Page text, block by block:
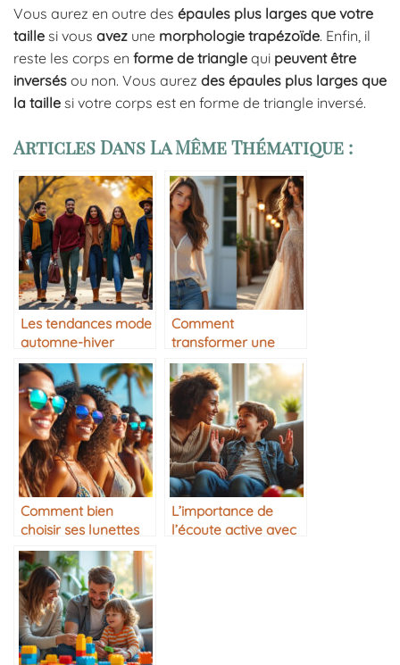
Vous aurez en outre des épaules plus larges que votre
taille si vous avez une morphologie trapézoïde. Enfin, il
reste les corps en forme de triangle qui peuvent être
inversés ou non. Vous aurez des épaules plus larges que
la taille si votre corps est en forme de triangle inversé.
Articles Dans La Même Thématique :
Les tendances mode
automne-hiver
Comment
transformer une
tenue de jour en
tenue de soirée
Comment bien
choisir ses lunettes
de soleil
L’importance de
l’écoute active avec